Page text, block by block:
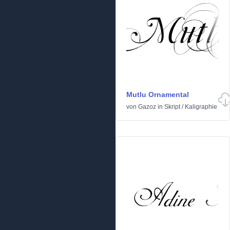
Mutlu Ornamental
von Gazoz in Skript/ Kaligraphie